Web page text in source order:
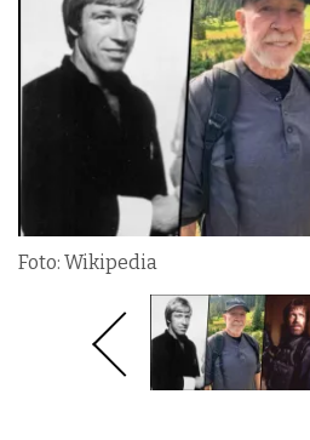
Foto: Wikipedia